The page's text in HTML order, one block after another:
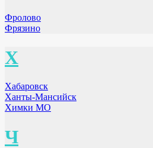
Фролово
Фрязино
Х
Хабаровск
Ханты-Мансийск
Химки МО
Ч